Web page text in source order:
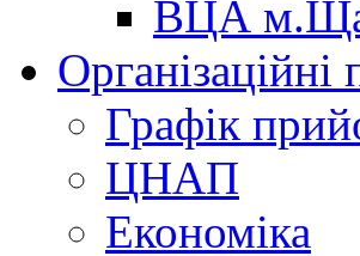
ВЦА
Організаційні
Графік
ЦНАП
Економіка